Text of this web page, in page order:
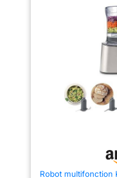
MultiLevel6 doté de 3
lames La grande capacité du
bol de 2,3 L permet de
jusqu'à 0,8 kg de pâte à
/ Mini-hachoir avec 4 lames
inox pour hacher des petites
quantités de viande Livraison :
x Bosch MultiTalent 3 robot
cuisine / Robot multifonctions
pour réaliser plus de 50 tâches
différentes / Avec accessoires
de série / Couleur : Noir/Inox
brossé
Robot multifonction